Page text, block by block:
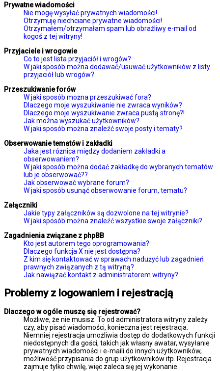
Prywatne wiadomości
Nie mogę wysyłać prywatnych wiadomości!
Otrzymuję niechciane prywatne wiadomości!
Otrzymałem/otrzymałam spam lub obraźliwy e-mail od
kogoś z tej witryny!
Przyjaciele i wrogowie
Co to jest lista przyjaciół i wrogów?
W jaki sposób można dodawać/usuwać użytkowników z listy
przyjaciół lub wrogów?
Przeszukiwanie forów
W jaki sposób można przeszukiwać fora?
Dlaczego moje wyszukiwanie nie zwraca wyników?
Dlaczego moje wyszukiwanie zwraca pustą stronę?!
Jak można wyszukać użytkowników?
W jaki sposób można znaleźć swoje posty i tematy?
Obserwowanie tematów i zakładki
Jaka jest różnica między dodaniem zakładki a
obserwowaniem?
W jaki sposób można dodać zakładkę do wybranych tematów
lub je obserwować??
Jak obserwować wybrane forum?
W jaki sposób usunąć obserwowanie forum, tematu?
Załączniki
Jakie typy załączników są dozwolone na tej witrynie?
W jaki sposób można znaleźć wszystkie swoje załączniki?
Zagadnienia związane z phpBB
Kto jest autorem tego oprogramowania?
Dlaczego funkcja X nie jest dostępna?
Z kim się kontaktować w sprawach nadużyć lub zagadnień
prawnych związanych z tą witryną?
Jak nawiązać kontakt z administratorem witryny?
Problemy z logowaniem i rejestracją
Dlaczego w ogóle muszę się rejestrować?
Możliwe, że nie musisz. To od administratora witryny zależy
czy, aby pisać wiadomości, konieczna jest rejestracja.
Niemniej rejestracja umożliwia dostęp do dodatkowych funkcji
niedostępnych dla gości, takich jak własny awatar, wysyłanie
prywatnych wiadomości i e-maili do innych użytkowników,
możliwość przypisania do grup użytkowników itp. Rejestracja
zajmuje tylko chwilę, więc zaleca się jej wykonanie.